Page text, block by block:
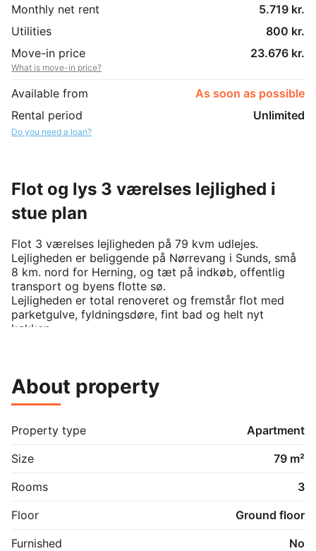
Monthly net rent
5.719 kr.
Utilities
800 kr.
Move-in price
23.676 kr.
What is move-in price?
Available from
As soon as possible
Rental period
Unlimited
Do you need a loan?
Flot og lys 3 værelses lejlighed i
stue plan
Flot 3 værelses lejligheden på 79 kvm udlejes.
Lejligheden er beliggende på Nørrevang i Sunds, små
8 km. nord for Herning, og tæt på indkøb, offentlig
transport og byens flotte sø.
Lejligheden er total renoveret og fremstår flot med
parketgulve, fyldningsdøre, fint bad og helt nyt
køkken.
- Stue med direkte adgang til egen stor altan
- Stor altan
Til ejendommen er der følgende faciliter:
- Stort fælles vaskeri med vaskemaskiner og
- Flere grønne områder og tørrestativer i haven
- Overdækket cykelparkering
- Fin pavillon med plads til 12 personer
About property
Property type
Apartment
Size
79 m²
Rooms
3
Floor
Ground floor
Furnished
No